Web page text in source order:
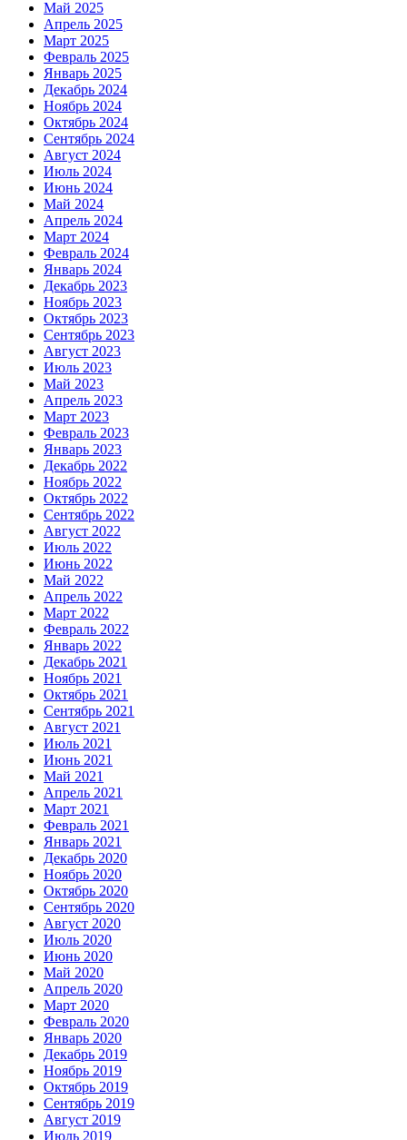
Май 2025
Апрель 2025
Март 2025
Февраль 2025
Январь 2025
Декабрь 2024
Ноябрь 2024
Октябрь 2024
Сентябрь 2024
Август 2024
Июль 2024
Июнь 2024
Май 2024
Апрель 2024
Март 2024
Февраль 2024
Январь 2024
Декабрь 2023
Ноябрь 2023
Октябрь 2023
Сентябрь 2023
Август 2023
Июль 2023
Май 2023
Апрель 2023
Март 2023
Февраль 2023
Январь 2023
Декабрь 2022
Ноябрь 2022
Октябрь 2022
Сентябрь 2022
Август 2022
Июль 2022
Июнь 2022
Май 2022
Апрель 2022
Март 2022
Февраль 2022
Январь 2022
Декабрь 2021
Ноябрь 2021
Октябрь 2021
Сентябрь 2021
Август 2021
Июль 2021
Июнь 2021
Май 2021
Апрель 2021
Март 2021
Февраль 2021
Январь 2021
Декабрь 2020
Ноябрь 2020
Октябрь 2020
Сентябрь 2020
Август 2020
Июль 2020
Июнь 2020
Май 2020
Апрель 2020
Март 2020
Февраль 2020
Январь 2020
Декабрь 2019
Ноябрь 2019
Октябрь 2019
Сентябрь 2019
Август 2019
Июль 2019